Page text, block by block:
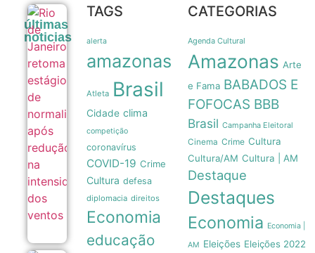
últimas
noticias
Rio de
retoma
normalidade
redução na
intensidade
dos ventos
06/08
TAGS
alerta
amazonas
Atleta Brasil
Cidade clima
competição
coronavírus
COVID-19 Crime
Cultura defesa
diplomacia direitos
Economia
educação
CATEGORIAS
Agenda Cultural
Amazonas Arte
e Fama BABADOS E
FOFOCAS BBB
Brasil Campanha Eleitoral
Cinema Crime Cultura
Cultura/AM Cultura | AM
Destaque
Destaques
Economia Economia |
AM Eleições Eleições 2022